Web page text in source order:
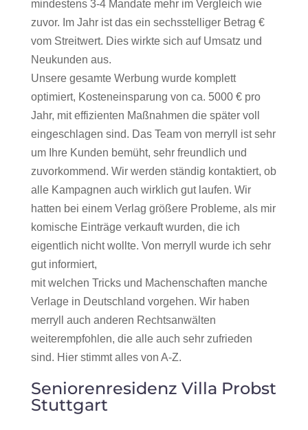
mindestens 3-4 Mandate mehr im Vergleich wie
zuvor. Im Jahr ist das ein sechsstelliger Betrag €
vom Streitwert. Dies wirkte sich auf Umsatz und
Neukunden aus.
Unsere gesamte Werbung wurde komplett
optimiert, Kosteneinsparung von ca. 5000 € pro
Jahr, mit effizienten Maßnahmen die später voll
eingeschlagen sind. Das Team von merryll ist sehr
um Ihre Kunden bemüht, sehr freundlich und
zuvorkommend. Wir werden ständig kontaktiert, ob
alle Kampagnen auch wirklich gut laufen. Wir
hatten bei einem Verlag größere Probleme, als mir
komische Einträge verkauft wurden, die ich
eigentlich nicht wollte. Von merryll wurde ich sehr
gut informiert,
mit welchen Tricks und Machenschaften manche
Verlage in Deutschland vorgehen. Wir haben
merryll auch anderen Rechtsanwälten
weiterempfohlen, die alle auch sehr zufrieden
sind. Hier stimmt alles von A-Z.
Seniorenresidenz Villa Probst
Stuttgart